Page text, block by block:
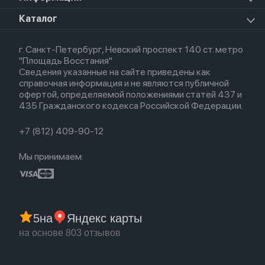
Apple Watch SE 2022
Airpods 3
Airpods (1-е)
EarPods
HomePod 2
Для Macbook
О магазине
Политика конфиденциальности
Оплата и доставка
Партнерская программа
Гарантия
Обмен и возврат
Бонусы
Каталог
Новые поступления
Популярное
Акции
г. Санкт-Петербург, Невский проспект 140 ст. метро
"Площадь Восстания"
Сведения указанные на сайте приведены как
справочная информация и не являются публичной
офертой, определяемой положениями статей 437 и
435 Гражданского кодекса Российской Федерации.
+7 (812) 409-90-12
Мы принимаем:
5на Яндекс карты
на основе 803 отзывов